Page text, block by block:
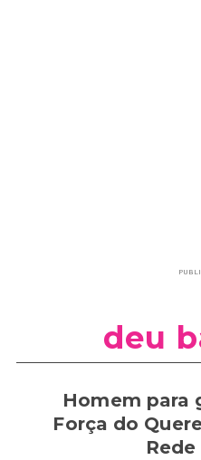
deu
Homem para
Força do